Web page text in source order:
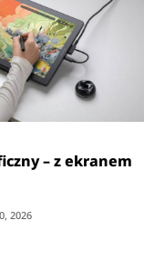
– z ekranem
2026